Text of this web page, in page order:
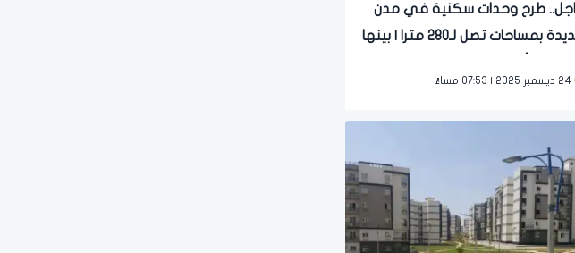
طرح وحدات سكنية في مدن
جديدة بمساحات تصل لـ280 مترا | بينها
24 ديسمبر 2025 | 07:53 مساءً